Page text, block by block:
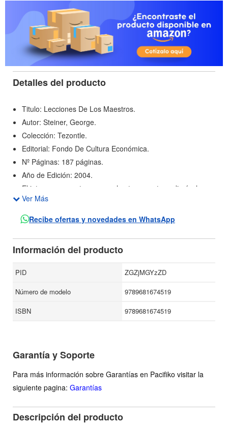
Detalles del producto
Titulo: Lecciones De Los Maestros.
Autor: Steiner, George.
Colección: Tezontle.
Editorial: Fondo De Cultura Económica.
Nº Páginas: 187 páginas.
Año de Edición: 2004.
El intenso encuentro personal entre maestro y discípulo
guía la reflexión de Steiner acerca de la infinita complejidad
y la sutil interacción de poder, confianza y pasión en los
personajes ejemplares: Sócrates y Platón, Jesús y sus
discípulos, Virgilio y Dante, Brahe y Kepler, Husserl y
Ver Más
Recibe ofertas y novedades en WhatsApp
Información del producto
PID
ZGZjMGYzZD
Número de modelo
9789681674519
ISBN
9789681674519
Garantía y Soporte
Para más información sobre Garantías en Pacifiko visitar la
siguiente pagina: Garantías
Descripción del producto